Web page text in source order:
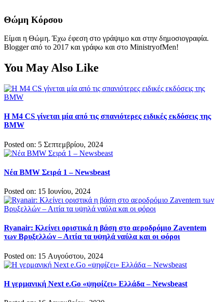
Θώμη Κόρσου
Είμαι η Θώμη. Έχω έφεση στο γράψιμο και στην δημοσιογραφία.
Blogger από το 2017 και γράφω και στο MinistryofMen!
You May Also Like
Η M4 CS γίνεται μία από τις σπανιότερες ειδικές εκδόσεις της
BMW
Posted on: 5 Σεπτεμβρίου, 2024
Νέα BMW Σειρά 1 – Newsbeast
Posted on: 15 Ιουνίου, 2024
Ryanair: Κλείνει οριστικά η βάση στο αεροδρόμιο Zaventem
των Βρυξελλών – Αιτία τα υψηλά ναύλα και οι φόροι
Posted on: 15 Αυγούστου, 2024
Η γερμανική Next e.Go «ψηφίζει» Ελλάδα – Newsbeast